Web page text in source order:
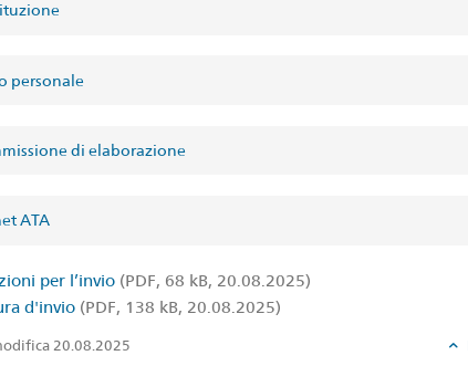
personale
di elaborazione
ATA
per l’invio(PDF, 68 kB, 20.08.2025)
d'invio(PDF, 138 kB, 20.08.2025)
20.08.2025